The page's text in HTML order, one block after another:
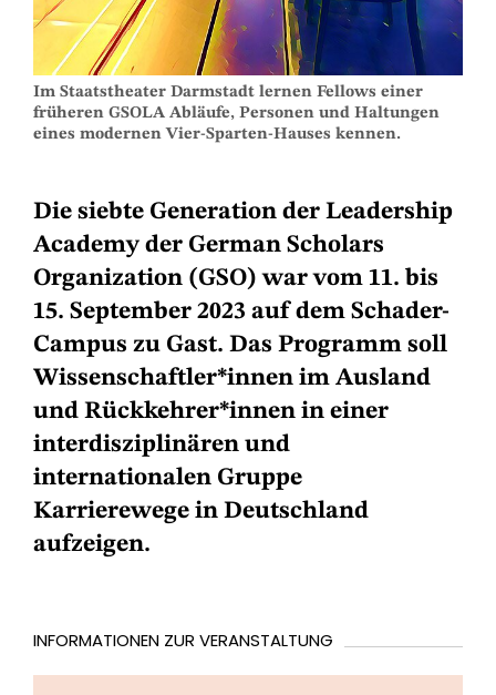
Im Staatstheater Darmstadt lernen Fellows einer
früheren GSOLA Abläufe, Personen und Haltungen
eines modernen Vier-Sparten-Hauses kennen.
Die siebte Generation der Leadership
Academy der German Scholars
Organization (GSO) war vom 11. bis
15. September 2023 auf dem Schader-
Campus zu Gast. Das Programm soll
Wissenschaftler*innen im Ausland
und Rückkehrer*innen in einer
interdisziplinären und
internationalen Gruppe
Karrierewege in Deutschland
aufzeigen.
INFORMATIONEN ZUR VERANSTALTUNG